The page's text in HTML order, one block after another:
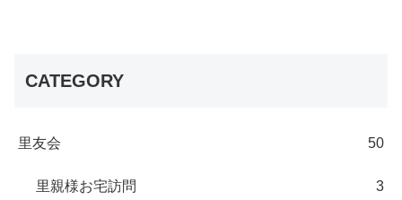
CATEGORY
里友会 50
里親様お宅訪問 3